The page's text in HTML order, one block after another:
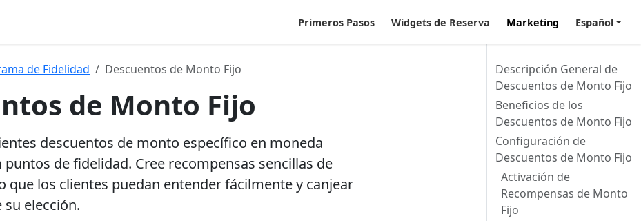
Primeros Pasos Widgets de Reserva Marketing Español
Descripción General de
Descuentos de Monto Fijo
Beneficios de los
Descuentos de Monto Fijo
Configuración de
Descuentos de Monto Fijo
Activación de
Recompensas de Monto
Fijo
de Fidelidad Descuentos de Monto Fijo
de Monto Fijo
descuentos de monto específico en moneda
puntos de fidelidad. Cree recompensas sencillas de
que los clientes puedan entender fácilmente y canjear
elección.